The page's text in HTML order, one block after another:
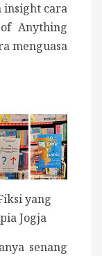
cara
Anything
menguasa
yang
Jogja
senang